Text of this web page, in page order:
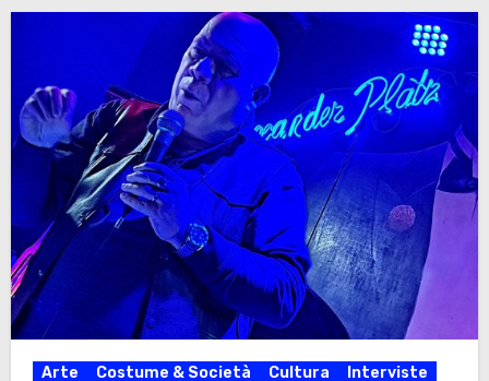
Arte Costume & Società Cultura
Interviste